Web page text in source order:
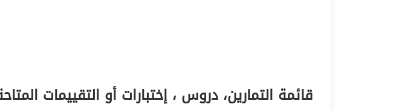
قائمة التمارين، دروس ، إختبارات أو التقييمات